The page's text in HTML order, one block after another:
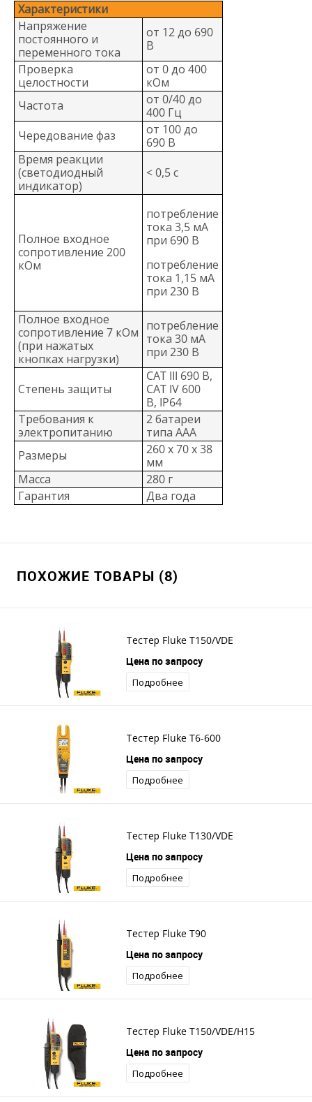
Характеристики
Напряжение
постоянного и
переменного тока
от 12 до 690
В
Проверка
целостности
от 0 до 400
кОм
Частота
от 0/40 до
400 Гц
Чередование фаз
от 100 до
690 В
Время реакции
(светодиодный
индикатор)
< 0,5 с
Полное входное
сопротивление 200
кОм
потребление
тока 3,5 мА
при 690 В
потребление
тока 1,15 мА
при 230 В
Полное входное
сопротивление 7 кОм
(при нажатых
кнопках нагрузки)
потребление
тока 30 мА
при 230 В
Степень защиты
CAT III 690 В,
CAT IV 600
В, IP64
Требования к
электропитанию
2 батареи
типа AAA
Размеры
260 x 70 x 38
мм
Масса
280 г
Гарантия
Два года
ПОХОЖИЕ ТОВАРЫ (8)
Тестер Fluke T150/VDE
Цена по запросу
Подробнее
Тестер Fluke T6-600
Цена по запросу
Подробнее
Тестер Fluke T130/VDE
Цена по запросу
Подробнее
Тестер Fluke T90
Цена по запросу
Подробнее
Тестер Fluke T150/VDE/H15
Цена по запросу
Подробнее